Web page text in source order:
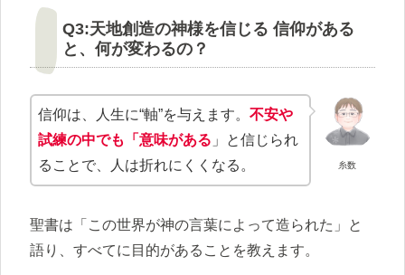
Q3:天地創造の神様を信じる 信仰がある
と、何が変わるの？
糸数
信仰は、人生に“軸”を与えます。 不安や
試練の中でも「意味がある 」と信じられ
ることで、人は折れにくくなる。
聖書は「この世界が神の言葉によって造られた」と
語り、すべてに目的があることを教えます。